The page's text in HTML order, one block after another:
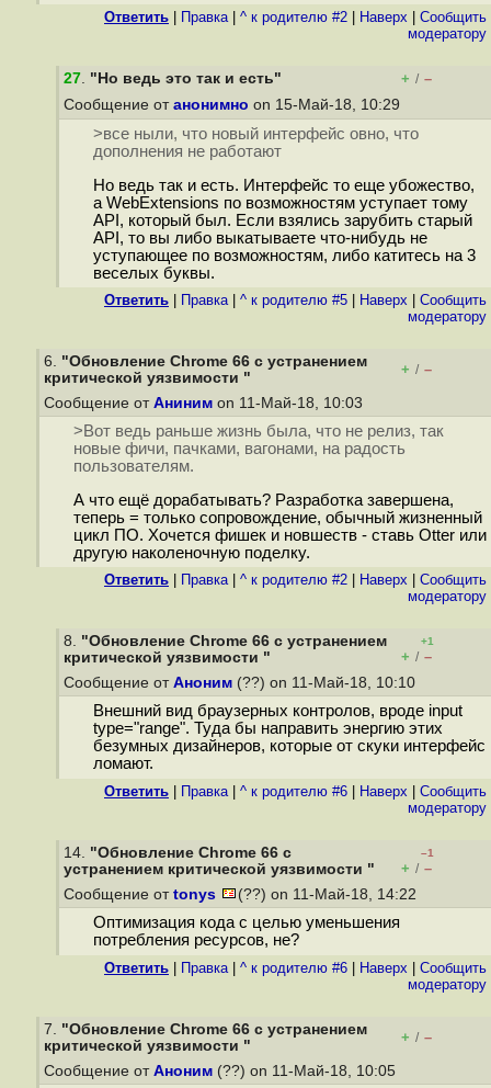
Ответить Правка| ^ к родителю #2 Наверх
Cообщить
модератору
27. "Но ведь это так и есть" + / –
Сообщение от анонимно on 15-Май-18, 10:29
>все ныли, что новый интерфейс овно, что
дополнения не работают
Но ведь так и есть. Интерфейс то еще убожество,
а WebExtensions по возможностям уступает тому
API, который был. Если взялись зарубить старый
API, то вы либо выкатываете что-нибудь не
уступающее по возможностям, либо катитесь на 3
веселых буквы.
Ответить Правка| ^ к родителю #5 Наверх
Cообщить
модератору
6. "Обновление Chrome 66 с устранением
критической уязвимости "
+ / –
Сообщение от Аниним on 11-Май-18, 10:03
>Вот ведь раньше жизнь была, что не релиз, так
новые фичи, пачками, вагонами, на радость
пользователям.
А что ещё дорабатывать? Разработка завершена,
теперь = только сопровождение, обычный жизненный
цикл ПО. Хочется фишек и новшеств - ставь Otter или
другую наколеночную поделку.
Ответить Правка| ^ к родителю #2 Наверх
Cообщить
модератору
8. "Обновление Chrome 66 с устранением
критической уязвимости "
+1
+ / –
Сообщение от Аноним (??) on 11-Май-18, 10:10
Внешний вид браузерных контролов, вроде input
type="range". Туда бы направить энергию этих
безумных дизайнеров, которые от скуки интерфейс
ломают.
Ответить Правка| ^ к родителю #6 Наверх
Cообщить
модератору
14. "Обновление Chrome 66 с
устранением критической уязвимости "
–1
+ / –
Сообщение от tonys (??) on 11-Май-18, 14:22
Оптимизация кода с целью уменьшения
потребления ресурсов, не?
Ответить Правка| ^ к родителю #6 Наверх
Cообщить
модератору
7. "Обновление Chrome 66 с устранением
критической уязвимости "
+ / –
Сообщение от Аноним (??) on 11-Май-18, 10:05